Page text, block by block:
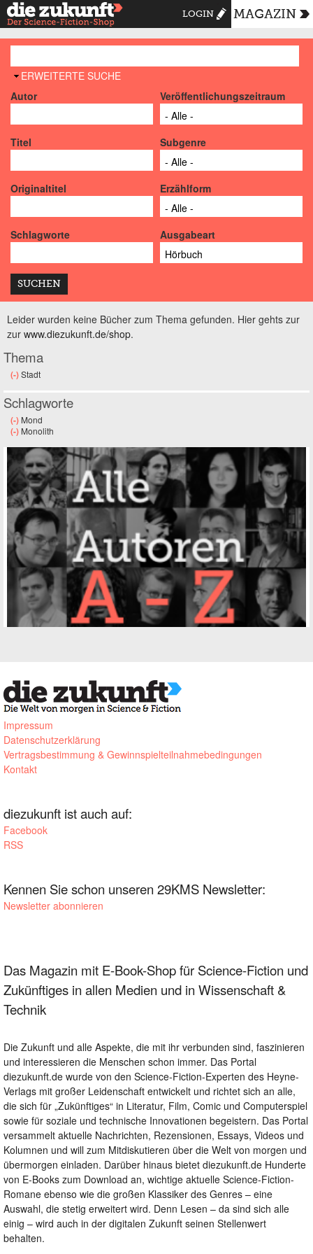
LOGIN MAGAZIN
AUSBLENDEN
ERWEITERTE SUCHE
Autor
Veröffentlichungszeitraum
Titel Subgenre
Originaltitel Erzählform
Schlagworte Ausgabeart
Leider wurden keine Bücher zum Thema gefunden. Hier gehts zur
zur www.diezukunft.de/shop.
Thema
(-)Remove Stadt filter
Stadt
Schlagworte
(-) Remove Mond filter
Mond
(-) Remove Monolith filter
Monolith
Impressum
Datenschutzerklärung
Vertragsbestimmung & Gewinnspielteilnahmebedingungen
Kontakt
diezukunft ist auch auf:
Facebook
RSS
Kennen Sie schon unseren 29KMS Newsletter:
Newsletter abonnieren
Das Magazin mit E-Book-Shop für Science-Fiction und
Zukünftiges in allen Medien und in Wissenschaft &
Technik
Die Zukunft und alle Aspekte, die mit ihr verbunden sind, faszinieren
und interessieren die Menschen schon immer. Das Portal
diezukunft.de wurde von den Science-Fiction-Experten des Heyne-
Verlags mit großer Leidenschaft entwickelt und richtet sich an alle,
die sich für „Zukünftiges“ in Literatur, Film, Comic und Computerspiel
sowie für soziale und technische Innovationen begeistern. Das Portal
versammelt aktuelle Nachrichten, Rezensionen, Essays, Videos und
Kolumnen und will zum Mitdiskutieren über die Welt von morgen und
übermorgen einladen. Darüber hinaus bietet diezukunft.de Hunderte
von E-Books zum Download an, wichtige aktuelle Science-Fiction-
Romane ebenso wie die großen Klassiker des Genres – eine
Auswahl, die stetig erweitert wird. Denn Lesen – da sind sich alle
einig – wird auch in der digitalen Zukunft seinen Stellenwert
behalten.